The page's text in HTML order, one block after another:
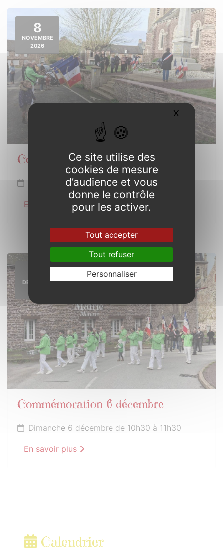
8
NOVEMBRE
2026
Commémoration Armistice 1918
Dimanche 8 novembre de 10h30 à 11h30
En savoir plus
DÉCEMBRE
Commémoration 6 décembre
Dimanche 6 décembre de 10h30 à 11h30
En savoir plus
Calendrier
Ce site utilise des
cookies de mesure
d’audience et vous
donne le contrôle
pour les activer.
Tout accepter
Tout refuser
Personnaliser
X Masquer